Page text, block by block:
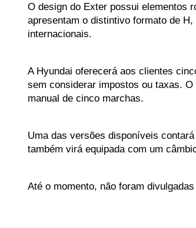
O design do Exter possui elementos
apresentam o distintivo formato de
internacionais.
A Hyundai oferecerá aos clientes
sem considerar impostos ou taxas.
manual de cinco marchas.
Uma das versões disponíveis
também virá equipada com um
Até o momento, não foram